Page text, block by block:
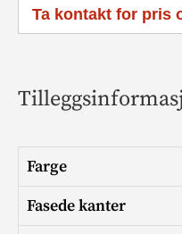
Ta kontakt for pris
Farge
Fasede kanter